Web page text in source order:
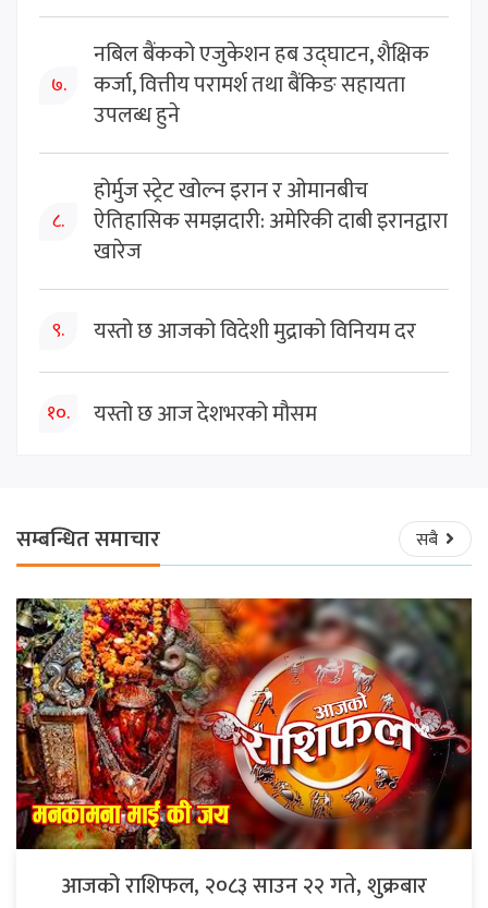
७.
नबिल बैंकको एजुकेशन हब उद्घाटन, शैक्षिक
कर्जा, वित्तीय परामर्श तथा बैंकिङ सहायता
उपलब्ध हुने
८.
होर्मुज स्ट्रेट खोल्न इरान र ओमानबीच
ऐतिहासिक समझदारी: अमेरिकी दाबी इरानद्वारा
खारेज
९. यस्तो छ आजको विदेशी मुद्राको विनियम दर
१०. यस्तो छ आज देशभरको मौसम
सम्बन्धित समाचार सबै
आजको राशिफल, २०८३ साउन २२ गते, शुक्रबार